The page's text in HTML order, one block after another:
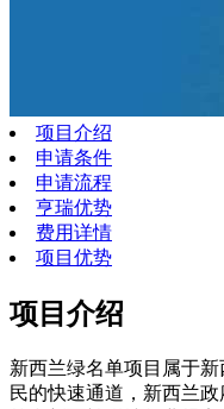
项目介绍
申请条件
申请流程
亨瑞优势
费用详情
项目优势
项目介绍
新西兰绿名单项目属于
民的快速通道，新西兰